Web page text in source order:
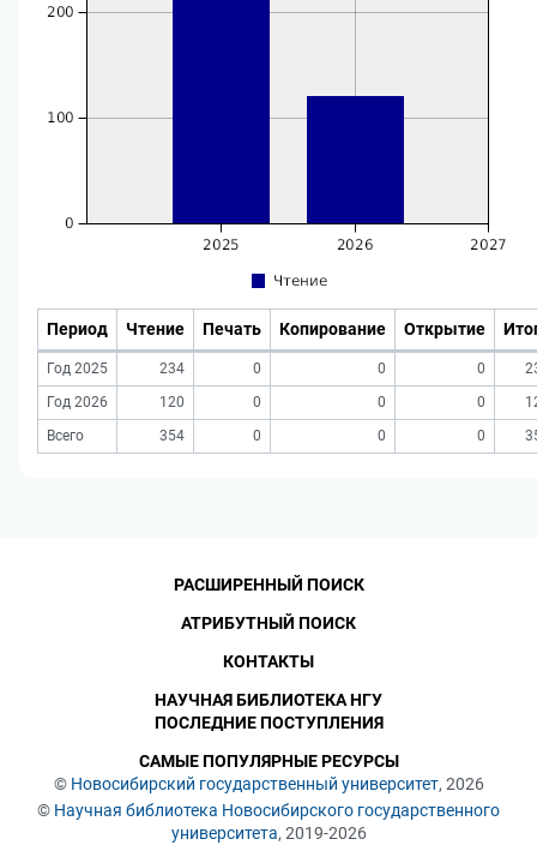
Период Чтение Печать Копирование Открытие
Год 2025 234 0 0 0
Год 2026
120 0 0 0
Всего
354 0 0 0
© Новосибирский государственный университет, 2026
© Научная библиотека Новосибирского государственного
университета, 2019-2026
РАСШИРЕННЫЙ ПОИСК
АТРИБУТНЫЙ ПОИСК
КОНТАКТЫ
НАУЧНАЯ БИБЛИОТЕКА НГУ
ПОСЛЕДНИЕ ПОСТУПЛЕНИЯ
САМЫЕ ПОПУЛЯРНЫЕ РЕСУРСЫ